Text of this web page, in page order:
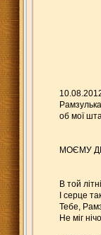
об мої
МОЄМУ
В той
І серце
Тебе,
Не міг